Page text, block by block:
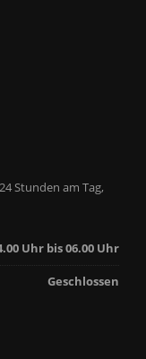
Stunden am Tag,
Uhr bis 06.00 Uhr
Geschlossen